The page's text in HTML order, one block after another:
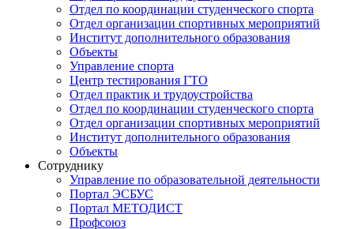
Отдел по координации студенческого спорта
Отдел организации спортивных мероприятий
Институт дополнительного образования
Объекты
Управление спорта
Центр тестирования ГТО
Отдел практик и трудоустройства
Отдел по координации студенческого спорта
Отдел организации спортивных мероприятий
Институт дополнительного образования
Объекты
Сотруднику
Управление по образовательной деятельности
Портал ЭСБУС
Портал МЕТОДИСТ
Профсоюз